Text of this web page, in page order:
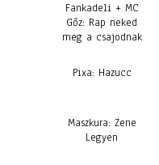
Fankadeli + MC
Gőz: Rap neked
meg a csajodnak
Pixa: Hazucc
Maszkura: Zene
Legyen